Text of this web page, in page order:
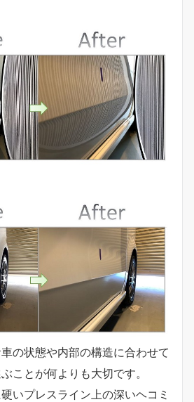
の状態や内部の構造に合わせて
ことが何よりも大切です。
いプレスライン上の深いヘコミ